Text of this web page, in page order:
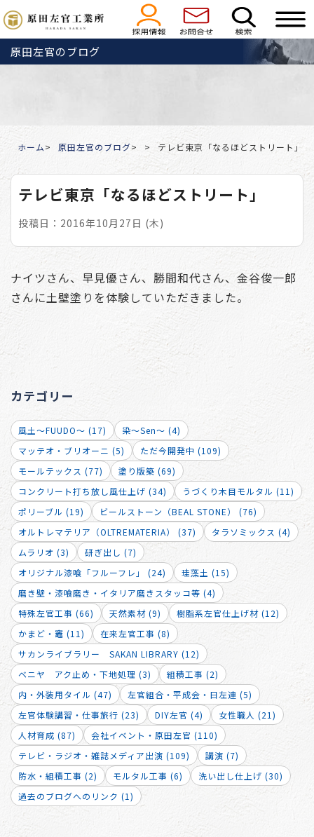
原田左官のブログ
ホーム 原田左官のブログ テレビ東京「なるほどストリート」
テレビ東京「なるほどストリート」
投稿日：2016年10月27日 (木)
ナイツさん、早見優さん、勝間和代さん、金谷俊一郎
さんに土壁塗りを体験していただきました。
カテゴリー
風土～FUUDO～ (17)
染～Sen～ (4)
マッテオ・ブリオーニ (5)
ただ今開発中 (109)
モールテックス (77)
塗り版築 (69)
コンクリート打ち放し風仕上げ (34)
うづくり木目モルタル (11)
ポリーブル (19)
ビールストーン（BEAL STONE） (76)
オルトレマテリア（OLTREMATERIA） (37)
タラソミックス (4)
ムラリオ (3)
研ぎ出し (7)
オリジナル漆喰「フルーフレ」 (24)
珪藻土 (15)
磨き壁・漆喰磨き・イタリア磨きスタッコ等 (4)
特殊左官工事 (66)
天然素材 (9)
樹脂系左官仕上げ材 (12)
かまど・竈 (11)
在来左官工事 (8)
サカンライブラリー SAKAN LIBRARY (12)
ベニヤ アク止め・下地処理 (3)
組積工事 (2)
内・外装用タイル (47)
左官組合・平成会・日左連 (5)
左官体験講習・仕事旅行 (23)
DIY左官 (4)
女性職人 (21)
人材育成 (87)
会社イベント・原田左官 (110)
テレビ・ラジオ・雑誌メディア出演 (109)
講演 (7)
防水・組積工事 (2)
モルタル工事 (6)
洗い出し仕上げ (30)
過去のブログへのリンク (1)